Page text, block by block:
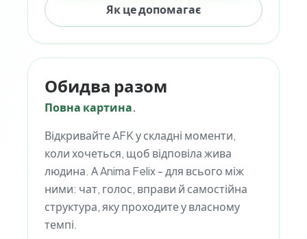
Як це допомагає
Обидва разом
Повна картина.
Відкривайте AFK у складні моменти,
коли хочеться, щоб відповіла жива
людина. А Anima Felix - для всього між
ними: чат, голос, вправи й самостійна
структура, яку проходите у власному
темпі.